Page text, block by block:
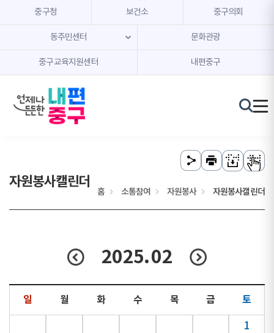
본문 내용 바로가기
주메뉴 바로가기
중구청 보건소 중구의회
동주민센터 문화관광
중구교육지원센터 내편중구
자원봉사캘린더
홈 소통참여 자원봉사 자원봉사캘린더
2025.02
일 월 화 수 목 금 토
1